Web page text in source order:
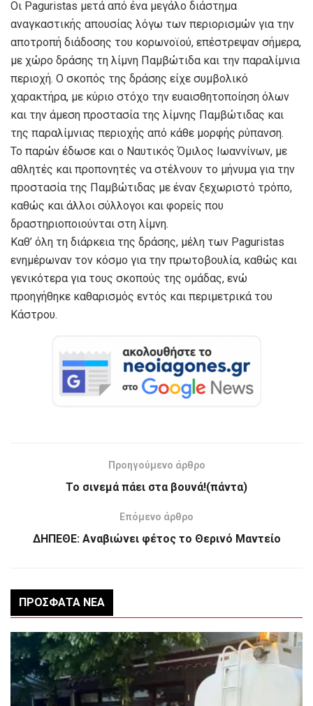
Οι Paguristas μετά από ένα μεγάλο διάστημα
αναγκαστικής απουσίας λόγω των περιορισμών για την
αποτροπή διάδοσης του κορωνοϊού, επέστρεψαν σήμερα,
με χώρο δράσης τη λίμνη Παμβώτιδα και την παραλίμνια
περιοχή. Ο σκοπός της δράσης είχε συμβολικό
χαρακτήρα, με κύριο στόχο την ευαισθητοποίηση όλων
και την άμεση προστασία της λίμνης Παμβώτιδας και
της παραλίμνιας περιοχής από κάθε μορφής ρύπανση.
Το παρών έδωσε και ο Ναυτικός Όμιλος Ιωαννίνων, με
αθλητές και προπονητές να στέλνουν το μήνυμα για την
προστασία της Παμβώτιδας με έναν ξεχωριστό τρόπο,
καθώς και άλλοι σύλλογοι και φορείς που
δραστηριοποιούνται στη λίμνη.
Καθ’ όλη τη διάρκεια της δράσης, μέλη των Paguristas
ενημέρωναν τον κόσμο για την πρωτοβουλία, καθώς και
γενικότερα για τους σκοπούς της ομάδας, ενώ
προηγήθηκε καθαρισμός εντός και περιμετρικά του
Κάστρου.
Προηγούμενο άρθρο
Το σινεμά πάει στα βουνά!(πάντα)
Επόμενο άρθρο
ΔΗΠΕΘΕ: Αναβιώνει φέτος το Θερινό Μαντείο
ΠΡΌΣΦΑΤΑ ΝΈΑ